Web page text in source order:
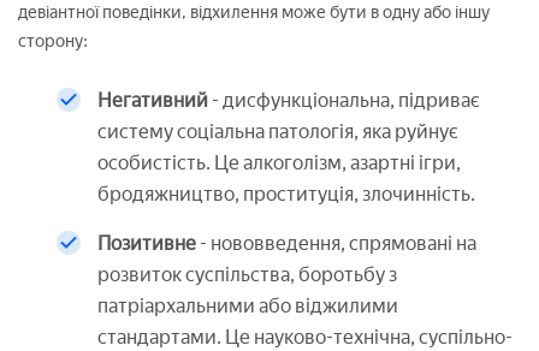
девіантної поведінки, відхилення може бути в одну або іншу
сторону:
Негативний - дисфункціональна, підриває
систему соціальна патологія, яка руйнує
особистість. Це алкоголізм, азартні ігри,
бродяжництво, проституція, злочинність.
Позитивне - нововведення, спрямовані на
розвиток суспільства, боротьбу з
патріархальними або віджилими
стандартами. Це науково-технічна, суспільно-